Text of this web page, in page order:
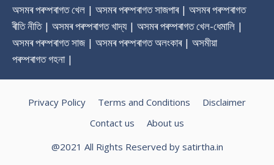
অসমৰ পৰম্পৰাগত খেল | অসমৰ পৰম্পৰাগত সাজপাৰ | অসমৰ পৰম্পৰাগত
ৰীতি নীতি | অসমৰ পৰম্পৰাগত খাদ্য | অসমৰ পৰম্পৰাগত খেল-ধেমালি |
অসমৰ পৰম্পৰাগত সাজ | অসমৰ পৰম্পৰাগত অলংকাৰ | অসমীয়া
পৰম্পৰাগত গহনা |
Privacy Policy Terms and Conditions
Disclaimer
Contact us
About us
@2021 All Rights Reserved by satirtha.in